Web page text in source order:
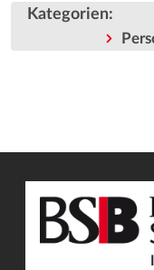
Kategorien: